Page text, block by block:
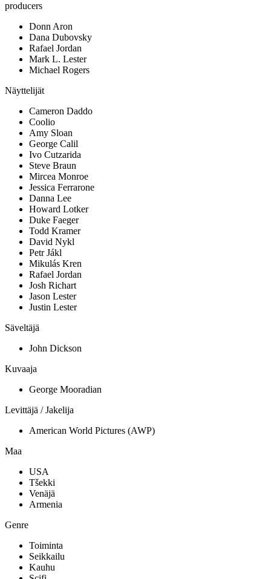
producers
Donn Aron
Dana Dubovsky
Rafael Jordan
Mark L. Lester
Michael Rogers
Näyttelijät
Cameron Daddo
Coolio
Amy Sloan
George Calil
Ivo Cutzarida
Steve Braun
Mircea Monroe
Jessica Ferrarone
Danna Lee
Howard Lotker
Duke Faeger
Todd Kramer
David Nykl
Petr Jákl
Mikulás Kren
Rafael Jordan
Josh Richart
Jason Lester
Justin Lester
Säveltäjä
John Dickson
Kuvaaja
George Mooradian
Levittäjä / Jakelija
American World Pictures (AWP)
Maa
USA
Tšekki
Venäjä
Armenia
Genre
Toiminta
Seikkailu
Kauhu